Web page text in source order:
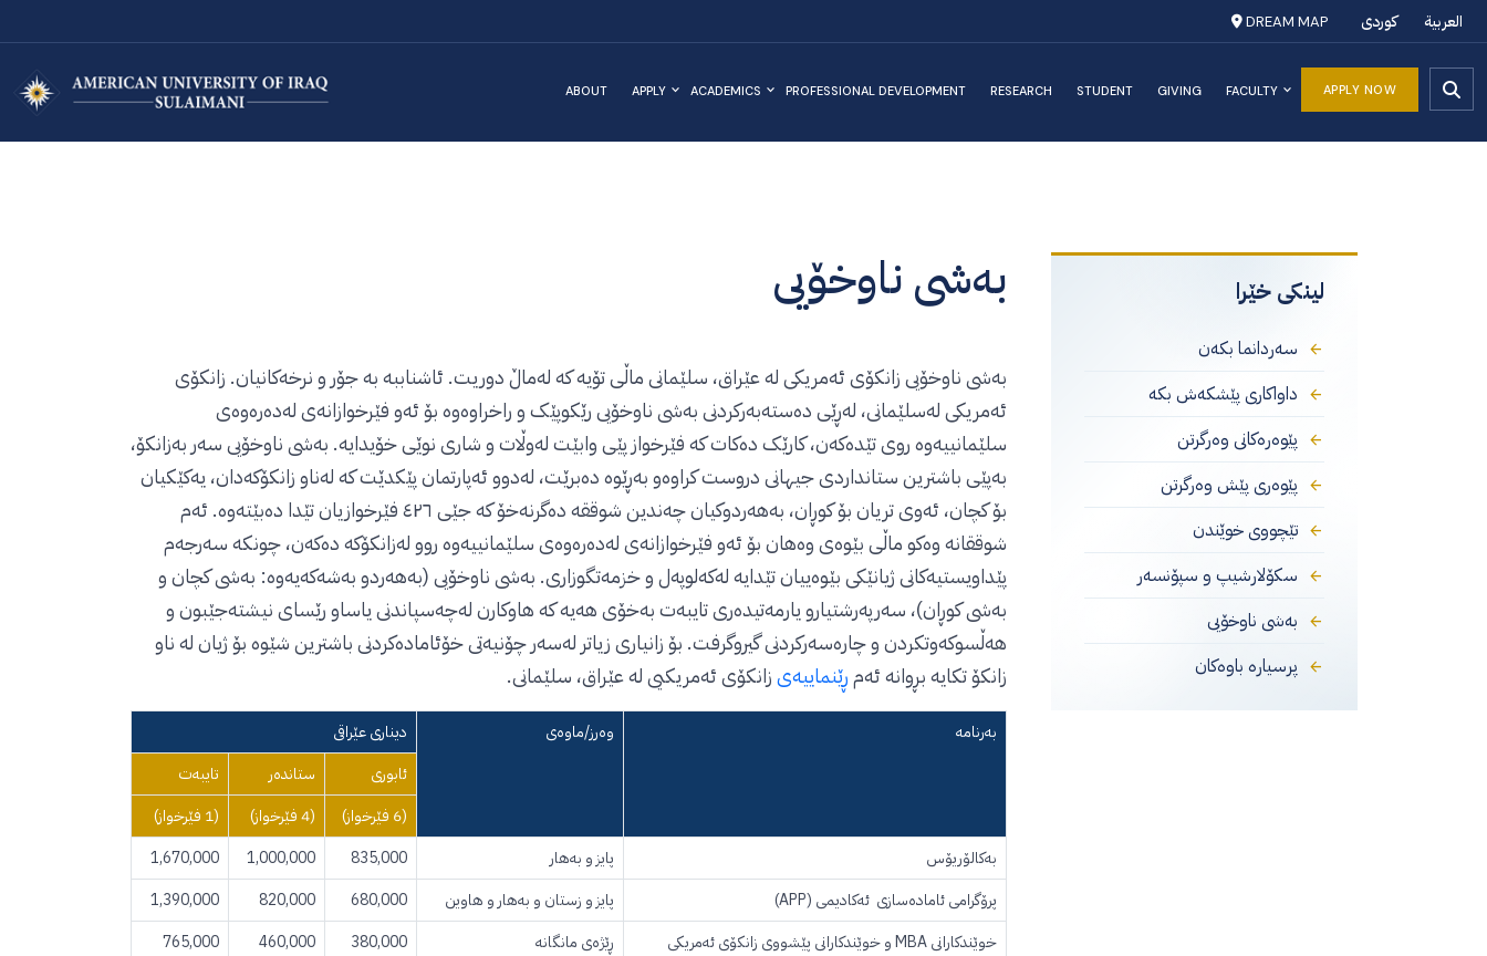
العربية کوردی DREAM MAP
APPLY NOW
ABOUT APPLY ACADEMICS PROFESSIONAL DEVELOPMENT RESEARCH STUDENT GIVING FACULTY
لینکی خێرا
سەردانما بکەن
داواکاری پێشکەش بکە
پێوەرەکانی وەرگرتن
پێوەری پێش وەرگرتن
تێچووی خوێندن
سکۆلارشیپ و سپۆنسەر
بەشی ناوخۆیی
پرسیارە باوەکان
بەشی ناوخۆیی
بەشی ناوخۆیی زانکۆی ئەمریکی لە عێراق، سلێمانی ماڵی تۆیە کە لەماڵ دوریت. ئاشناببە بە جۆر و نرخەکانیان. زانکۆی
ئەمریکی لەسلێمانی، لەڕێی دەستەبەرکردنی بەشی ناوخۆیی رێکوپێک و راخراوەوە بۆ ئەو فێرخوازانەی لەدەرەوەی
سلێمانییەوە روی تێدەکەن، کارێک دەکات کە فێرخواز پێی وابێت لەوڵات و شاری نوێی خۆیدایە. بەشی ناوخۆیی سەر بەزانکۆ،
بەپێی باشترین ستانداردی جیهانی دروست کراوەو بەڕێوە دەبرێت، لەدوو ئەپارتمان پێکدێت کە لەناو زانکۆکەدان، یەکێکیان
بۆ کچان، ئەوی تریان بۆ کوڕان، بەهەردوکیان چەندین شوققە دەگرنەخۆ کە جێی ٤٢٦ فێرخوازیان تێدا دەبێتەوە. ئەم
شوققانە وەکو ماڵی بێوەی وەهان بۆ ئەو فێرخوازانەی لەدەرەوەی سلێمانییەوە روو لەزانکۆکە دەکەن، چونکە سەرجەم
پێداویستیەکانی ژیانێکی بێوەییان تێدایە لەکەلوپەل و خزمەتگوزاری. بەشی ناوخۆیی (بەهەردو بەشەکەیەوە: بەشی کچان و
بەشی کوڕان)، سەرپەرشتیارو یارمەتیدەری تایبەت بەخۆی هەیە کە هاوکارن لەچەسپاندنی یاساو رێسای نیشتەجێبون و
هەڵسوکەوتکردن و چارەسەرکردنی گیروگرفت. بۆ زانیاری زیاتر لەسەر چۆنیەتی خۆئامادەکردنی باشترین شێوە بۆ ژیان لە ناو
زانکۆ تکایە بڕوانە ئەمڕێنماییەیزانکۆی ئەمریکیی لە عێراق، سلێمانی.
بەرنامە وەرز/ماوەی
دیناری عێراقی
ئابوری
ستاندەر
تایبەت
(6 فێرخواز)
(4 فێرخواز)
(1 فێرخواز)
بەکالۆریۆس
پایز و بەهار 835,000
1,000,000
1,670,000
پرۆگرامی ئامادەسازی ئەکادیمی (APP)
پایز و زستان و بەهار و هاوین 680,000
820,000
1,390,000
خوێندکارانی MBA و خوێندکارانی پێشووی زانکۆی ئەمریکی
ڕێژەی مانگانە 380,000
460,000
765,000